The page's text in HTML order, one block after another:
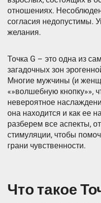
отношениях.
согласия недопустимы.
желания.
Точка G – это одна из
загадочных зон
Многие мужчины (и
«»волшебную кнопку»»,
невероятное
она находится и как ее
разберем все аспекты,
стимуляции, чтобы
грани чувственности.
Что такое